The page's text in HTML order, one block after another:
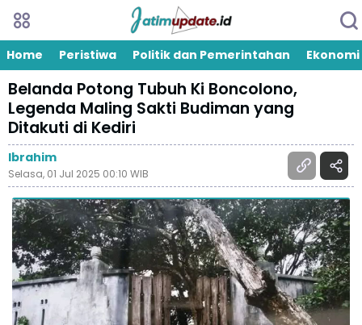
Home Peristiwa Politik dan Pemerintahan Ekonomi
Belanda Potong Tubuh Ki Boncolono,
Legenda Maling Sakti Budiman yang
Ditakuti di Kediri
Ibrahim
Selasa, 01 Jul 2025 00:10 WIB